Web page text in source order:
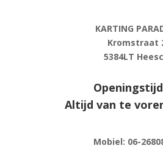
KARTING
Kromstraat
5384LT
Altijd van te
Mobiel: 06-